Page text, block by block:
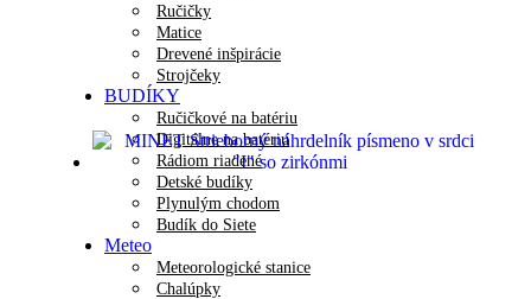
Ručičky
Matice
Drevené inšpirácie
Strojčeky
BUDÍKY
Ručičkové na batériu
Digitálne na batériu
Rádiom riadené
Detské budíky
Plynulým chodom
Budík do Siete
Meteo
Meteorologické stanice
Chalúpky